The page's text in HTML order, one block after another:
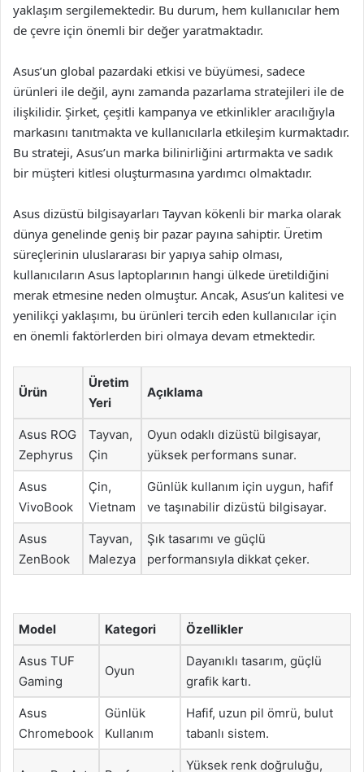
yaklaşım sergilemektedir. Bu durum, hem kullanıcılar hem
de çevre için önemli bir değer yaratmaktadır.
Asus’un global pazardaki etkisi ve büyümesi, sadece
ürünleri ile değil, aynı zamanda pazarlama stratejileri ile de
ilişkilidir. Şirket, çeşitli kampanya ve etkinlikler aracılığıyla
markasını tanıtmakta ve kullanıcılarla etkileşim kurmaktadır.
Bu strateji, Asus’un marka bilinirliğini artırmakta ve sadık
bir müşteri kitlesi oluşturmasına yardımcı olmaktadır.
Asus dizüstü bilgisayarları Tayvan kökenli bir marka olarak
dünya genelinde geniş bir pazar payına sahiptir. Üretim
süreçlerinin uluslararası bir yapıya sahip olması,
kullanıcıların Asus laptoplarının hangi ülkede üretildiğini
merak etmesine neden olmuştur. Ancak, Asus’un kalitesi ve
yenilikçi yaklaşımı, bu ürünleri tercih eden kullanıcılar için
en önemli faktörlerden biri olmaya devam etmektedir.
Ürün
Üretim
Yeri
Açıklama
Asus ROG
Zephyrus
Tayvan,
Çin
Oyun odaklı dizüstü bilgisayar,
yüksek performans sunar.
Asus
VivoBook
Çin,
Vietnam
Günlük kullanım için uygun, hafif
ve taşınabilir dizüstü bilgisayar.
Asus
ZenBook
Tayvan,
Malezya
Şık tasarımı ve güçlü
performansıyla dikkat çeker.
Model Kategori Özellikler
Asus TUF
Gaming
Oyun
Dayanıklı tasarım, güçlü
grafik kartı.
Asus
Chromebook
Günlük
Kullanım
Hafif, uzun pil ömrü, bulut
tabanlı sistem.
Yüksek renk doğruluğu,